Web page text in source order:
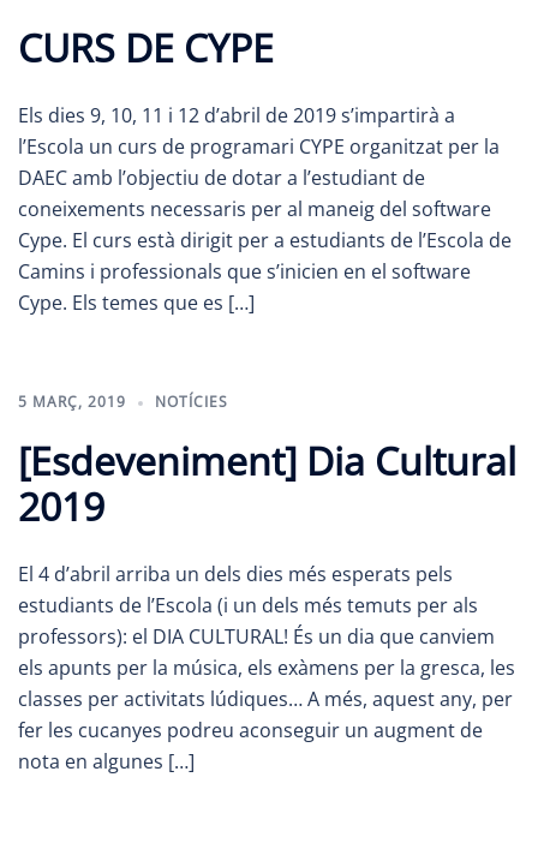
CURS DE CYPE
Els dies 9, 10, 11 i 12 d’abril de 2019 s’impartirà a
l’Escola un curs de programari CYPE organitzat per la
DAEC amb l’objectiu de dotar a l’estudiant de
coneixements necessaris per al maneig del software
Cype. El curs està dirigit per a estudiants de l’Escola de
Camins i professionals que s’inicien en el software
Cype. Els temes que es […]
5 MARÇ, 2019 NOTÍCIES
[Esdeveniment] Dia Cultural
2019
El 4 d’abril arriba un dels dies més esperats pels
estudiants de l’Escola (i un dels més temuts per als
professors): el DIA CULTURAL! És un dia que canviem
els apunts per la música, els exàmens per la gresca, les
classes per activitats lúdiques… A més, aquest any, per
fer les cucanyes podreu aconseguir un augment de
nota en algunes […]